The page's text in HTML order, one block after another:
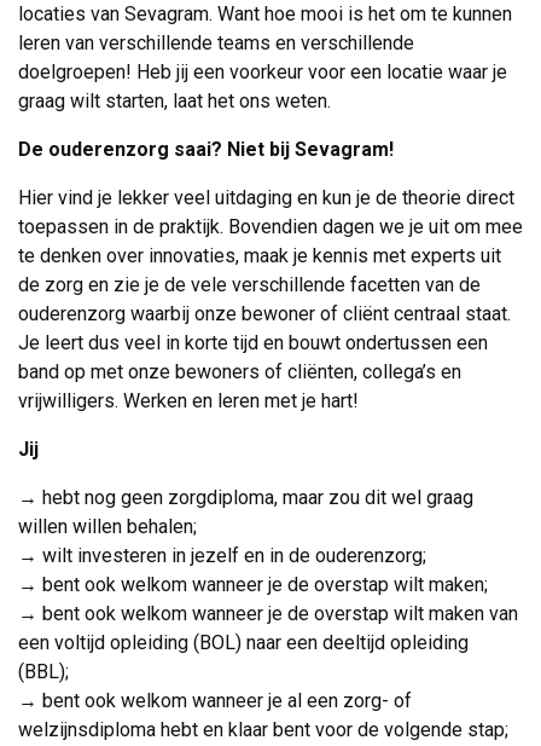
locaties van Sevagram. Want hoe mooi is het om te kunnen
leren van verschillende teams en verschillende
doelgroepen! Heb jij een voorkeur voor een locatie waar je
graag wilt starten, laat het ons weten.
De ouderenzorg saai? Niet bij Sevagram!
Hier vind je lekker veel uitdaging en kun je de theorie direct
toepassen in de praktijk. Bovendien dagen we je uit om mee
te denken over innovaties, maak je kennis met experts uit
de zorg en zie je de vele verschillende facetten van de
ouderenzorg waarbij onze bewoner of cliënt centraal staat.
Je leert dus veel in korte tijd en bouwt ondertussen een
band op met onze bewoners of cliënten, collega’s en
vrijwilligers. Werken en leren met je hart!
Jij
→ hebt nog geen zorgdiploma, maar zou dit wel graag
willen willen behalen;
→ wilt investeren in jezelf en in de ouderenzorg;
→ bent ook welkom wanneer je de overstap wilt maken;
→ bent ook welkom wanneer je de overstap wilt maken van
een voltijd opleiding (BOL) naar een deeltijd opleiding
(BBL);
→ bent ook welkom wanneer je al een zorg- of
welzijnsdiploma hebt en klaar bent voor de volgende stap;